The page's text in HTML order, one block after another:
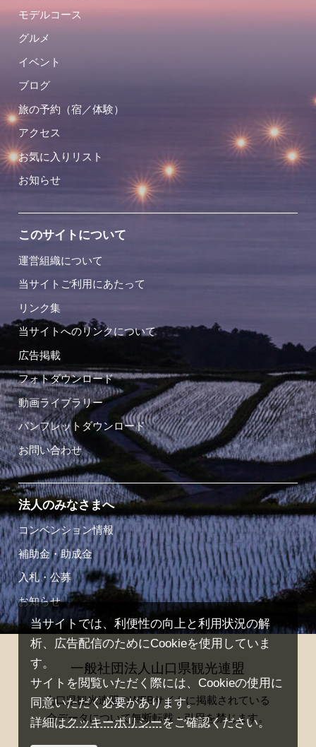
モデルコース
グルメ
イベント
ブログ
旅の予約（宿／体験）
アクセス
お気に入りリスト
お知らせ
このサイトについて
運営組織について
当サイトご利用にあたって
リンク集
当サイトへのリンクについて
広告掲載
フォトダウンロード
動画ライブラリー
パンフレットダウンロード
お問い合わせ
法人のみなさまへ
コンベンション情報
補助金・助成金
入札・公募
お知らせ
一般社団法人山口県観光連盟
山口県観光連盟のWEBサイトに掲載されている
全データについて無断転載・引用を禁じます。
当サイトでは、利便性の向上と利用状況の解
析、広告配信のためにCookieを使用していま
す。
サイトを閲覧いただく際には、Cookieの使用に
同意いただく必要があります。
詳細はクッキーポリシーをご確認ください。